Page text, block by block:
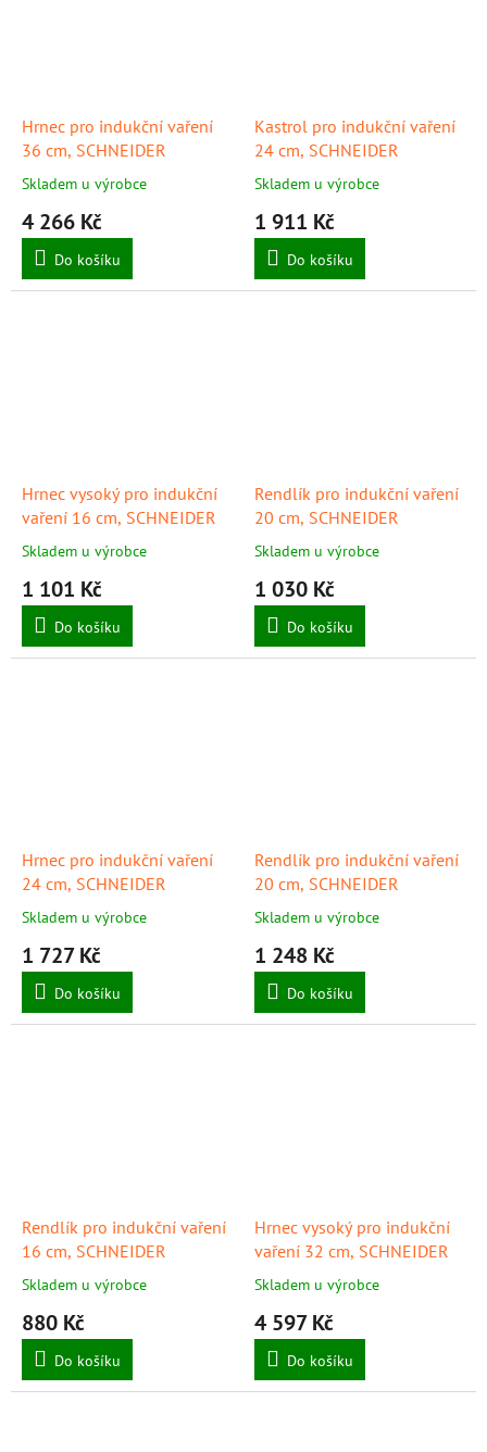
Hrnec pro indukční vaření
36 cm, SCHNEIDER
Skladem u výrobce
4 266 Kč
Do košíku
Kastrol pro indukční vaření
24 cm, SCHNEIDER
Skladem u výrobce
1 911 Kč
Do košíku
Hrnec vysoký pro indukční
vaření 16 cm, SCHNEIDER
Skladem u výrobce
1 101 Kč
Do košíku
Rendlík pro indukční vaření
20 cm, SCHNEIDER
Skladem u výrobce
1 030 Kč
Do košíku
Hrnec pro indukční vaření
24 cm, SCHNEIDER
Skladem u výrobce
1 727 Kč
Do košíku
Rendlík pro indukční vaření
20 cm, SCHNEIDER
Skladem u výrobce
1 248 Kč
Do košíku
Rendlík pro indukční vaření
16 cm, SCHNEIDER
Skladem u výrobce
880 Kč
Do košíku
Hrnec vysoký pro indukční
vaření 32 cm, SCHNEIDER
Skladem u výrobce
4 597 Kč
Do košíku